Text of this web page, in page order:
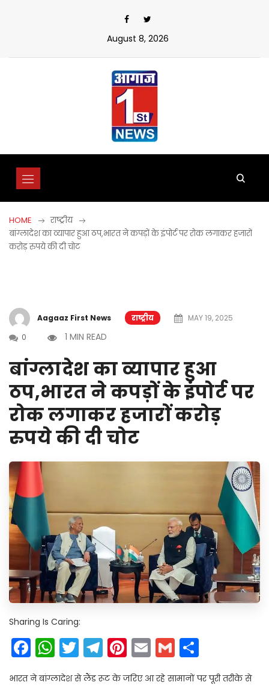
August 8, 2026
HOME
राष्ट्रीय
बांग्लादेश का व्यापार हुआ ठप,भारत ने कपड़ों के इंपोर्ट पर रोक लगाकर हजारों
करोड़ रुपये की दी चोट
Aagaaz First News राष्ट्रीय
MAY 19, 2025
0
1 MIN READ
बांग्लादेश का व्यापार हुआ
ठप,भारत ने कपड़ों के इंपोर्ट पर
रोक लगाकर हजारों करोड़
रुपये की दी चोट
Sharing Is Caring:
Facebook
WhatsApp
Twitter
Telegram
Pinterest
EmailGmail
भारत ने बांग्लादेश से लैंड रूट के जरिए आ रहे सामानों पर पूरी तरीके से